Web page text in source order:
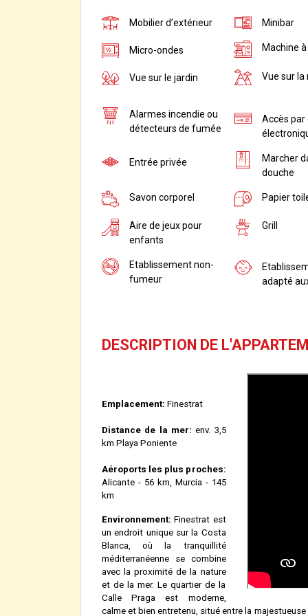
Mobilier d’extérieur Minibar
Micro-ondes Machine
Vue sur le jardin Vue sur
Alarmes incendie ou
détecteurs de fumée
Accès par
Entrée privée
Marcher
douche
Savon corporel Papier
Aire de jeux pour
enfants
Grill
Etablissement non-
fumeur
adapté
DESCRIPTION DE
Emplacement: Finestrat
Distance de la mer: env. 3,5
km Playa Poniente
Aéroports les plus proches:
Alicante - 56 km, Murcia - 145
km
Environnement: Finestrat est
un endroit unique sur la Costa
Blanca, où la tranquillité
méditerranéenne se combine
avec la proximité de la nature
et de la mer. Le quartier de la
Calle Praga est moderne,
calme et bien entretenu, situé entre la